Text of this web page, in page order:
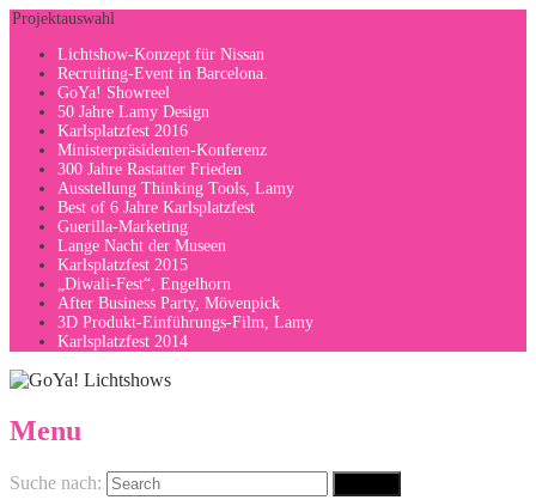
Projektauswahl
Lichtshow-Konzept für Nissan
Recruiting-Event in Barcelona.
GoYa! Showreel
50 Jahre Lamy Design
Karlsplatzfest 2016
Ministerpräsidenten-Konferenz
300 Jahre Rastatter Frieden
Ausstellung Thinking Tools, Lamy
Best of 6 Jahre Karlsplatzfest
Guerilla-Marketing
Lange Nacht der Museen
Karlsplatzfest 2015
„Diwali-Fest“, Engelhorn
After Business Party, Mövenpick
3D Produkt-Einführungs-Film, Lamy
Karlsplatzfest 2014
Menu
Suche nach: